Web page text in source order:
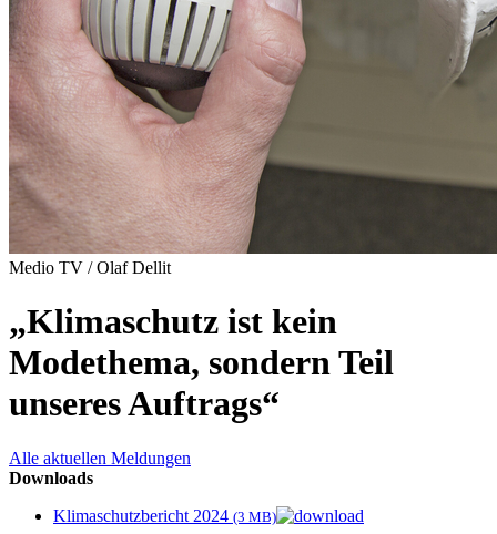
Medio TV / Olaf Dellit
„Klimaschutz ist kein
Modethema, sondern Teil
unseres Auftrags“
Alle aktuellen Meldungen
Downloads
Klimaschutzbericht 2024 (3 MB)